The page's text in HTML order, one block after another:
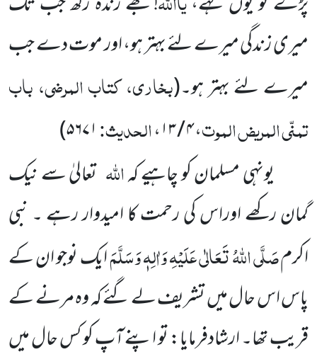
میری زندگی میرے لئے بہتر ہو، اور موت دے جب
میرے لئے بہتر ہو۔(بخاری، کتاب المرضی، باب
تمنّی المریض الموت،۴ / ۱۳ ،الحدیث:۵۶۷۱)
یونہی مسلمان کو چاہیے کہاللہ تعالیٰ سے نیک
گمان رکھے اوراس کی رحمت کا امیدوار رہے ۔ نبی
اکرمصَلَّی اللہُ تَعَالٰی عَلَیْہِ وَاٰلِہٖ وَسَلَّمَایک نوجو ان کے
پاس اس حال میں تشریف لے گئے کہ وہ مرنے کے
قریب تھا۔ ارشادفرمایا: تو اپنے آپ کو کس حال میں